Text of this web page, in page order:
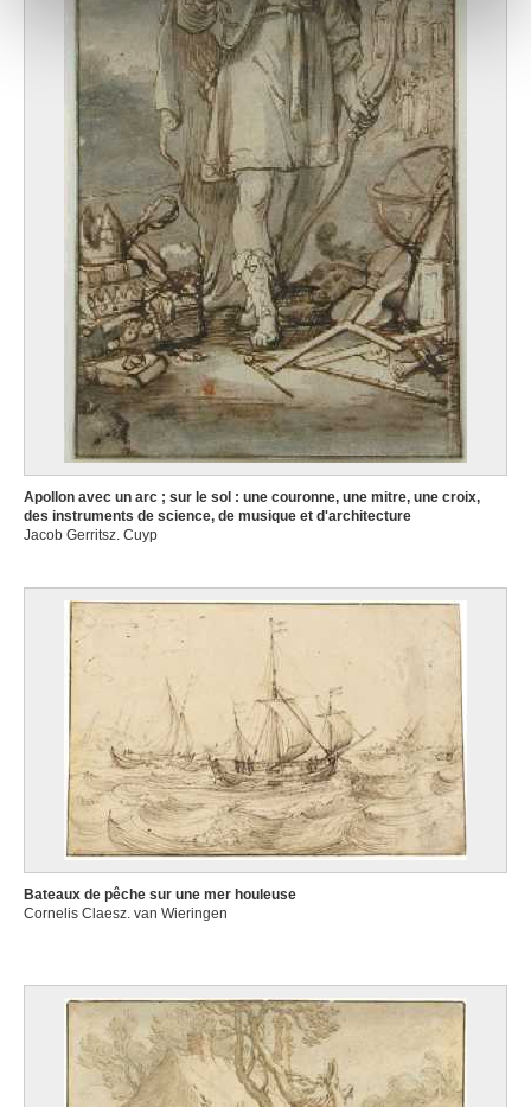
notre site avec nos partenaires de médias sociaux, de
publicité et d'analyse, qui peuvent combiner celles-ci
avec d'autres informations que vous leur avez fournies
ou qu'ils ont collectées lors de votre utilisation de leurs
services.
Apollon avec un arc ; sur le sol : une couronne, une mitre, une croix,
des instruments de science, de musique et d'architecture
Jacob Gerritsz. Cuyp
Bateaux de pêche sur une mer houleuse
Cornelis Claesz. van Wieringen